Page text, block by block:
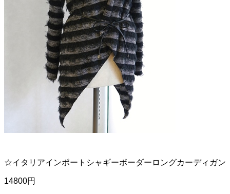
☆イタリアインポートシャギーボーダーロングカーディガン
14800円